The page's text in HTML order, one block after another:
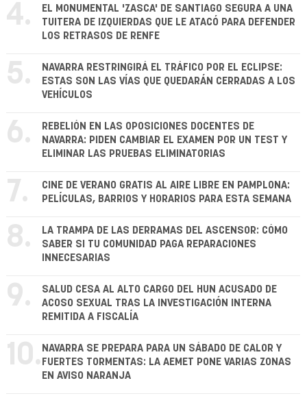
4.
EL MONUMENTAL 'ZASCA' DE SANTIAGO SEGURA A UNA
TUITERA DE IZQUIERDAS QUE LE ATACÓ PARA DEFENDER
LOS RETRASOS DE RENFE
5.
NAVARRA RESTRINGIRÁ EL TRÁFICO POR EL ECLIPSE:
ESTAS SON LAS VÍAS QUE QUEDARÁN CERRADAS A LOS
VEHÍCULOS
6.
REBELIÓN EN LAS OPOSICIONES DOCENTES DE
NAVARRA: PIDEN CAMBIAR EL EXAMEN POR UN TEST Y
ELIMINAR LAS PRUEBAS ELIMINATORIAS
7.
CINE DE VERANO GRATIS AL AIRE LIBRE EN PAMPLONA:
PELÍCULAS, BARRIOS Y HORARIOS PARA ESTA SEMANA
8.
LA TRAMPA DE LAS DERRAMAS DEL ASCENSOR: CÓMO
SABER SI TU COMUNIDAD PAGA REPARACIONES
INNECESARIAS
9.
SALUD CESA AL ALTO CARGO DEL HUN ACUSADO DE
ACOSO SEXUAL TRAS LA INVESTIGACIÓN INTERNA
REMITIDA A FISCALÍA
10. NAVARRA SE PREPARA PARA UN SÁBADO DE CALOR Y
FUERTES TORMENTAS: LA AEMET PONE VARIAS ZONAS
EN AVISO NARANJA